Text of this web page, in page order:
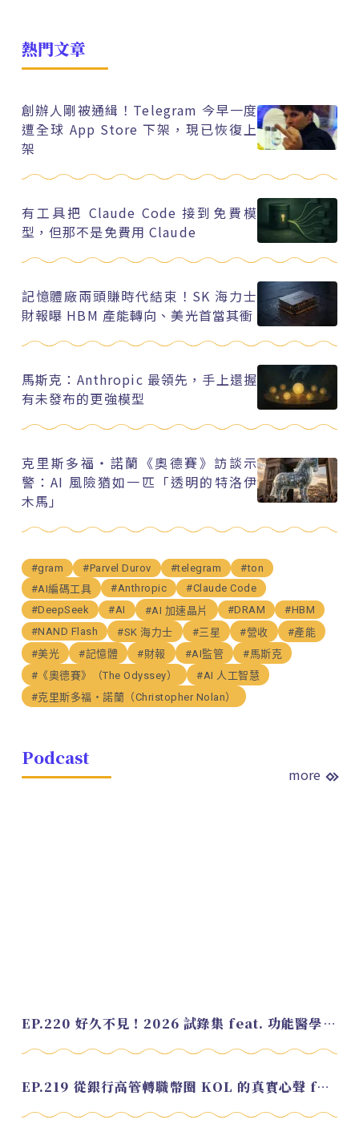
熱門文章
創辦人剛被通緝！Telegram 今早一度
遭全球 App Store 下架，現已恢復上
架
有工具把 Claude Code 接到免費模
型，但那不是免費用 Claude
記憶體廠兩頭賺時代結束！SK 海力士
財報曝 HBM 產能轉向、美光首當其衝
馬斯克：Anthropic 最領先，手上還握
有未發布的更強模型
克里斯多福・諾蘭《奧德賽》訪談示
警：AI 風險猶如一匹「透明的特洛伊
木馬」
#gram #Parvel Durov #telegram
#ton
#AI編碼工具
#Anthropic
#Claude Code
#DeepSeek
#AI #AI 加速晶片 #DRAM
#HBM
#NAND Flash
#SK 海力士 #三星 #營收
#產能
#美光
#記憶體 #財報 #AI監管
#馬斯克
#《奧德賽》（The Odyssey）
#AI 人工智慧
#克里斯多福・諾蘭（Christopher Nolan）
Podcast
more
EP.220 好久不見！2026 試錄集 feat. 功能醫學營養師 美寶
EP.219 從銀行高管轉職幣圈 KOL 的真實心聲 feat.龜大